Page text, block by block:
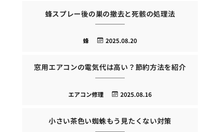
蜂スプレー後の巣の撤去と死骸の処理法
2025.08.20
蜂
窓用エアコンの電気代は高い？節約方法を紹介
2025.08.16
エアコン修理
小さい茶色い蜘蛛もう見たくない対策